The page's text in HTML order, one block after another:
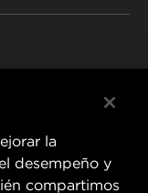
la
desempeño y
compartimos